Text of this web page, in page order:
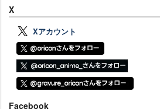
X
Xアカウント
Facebook